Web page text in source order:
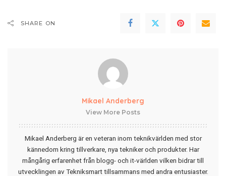
SHARE ON
Mikael Anderberg
View More Posts
Mikael Anderberg är en veteran inom teknikvärlden med stor
kännedom kring tillverkare, nya tekniker och produkter. Har
mångårig erfarenhet från blogg- och it-världen vilken bidrar till
utvecklingen av Tekniksmart tillsammans med andra entusiaster.